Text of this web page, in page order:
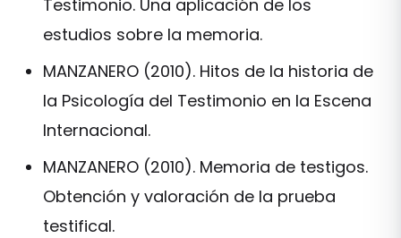
Testimonio. Una aplicación de los
estudios sobre la memoria.
MANZANERO (2010). Hitos de la historia de
la Psicología del Testimonio en la Escena
Internacional.
MANZANERO (2010). Memoria de testigos.
Obtención y valoración de la prueba
testifical.